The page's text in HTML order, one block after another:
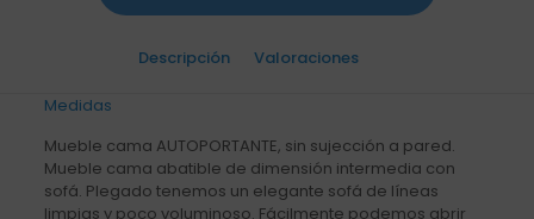
Descripción Valoraciones
Medidas
Mueble cama AUTOPORTANTE, sin sujección a pared.
Mueble cama abatible de dimensión intermedia con
sofá. Plegado tenemos un elegante sofá de líneas
limpias y poco voluminoso. Fácilmente podemos abrir